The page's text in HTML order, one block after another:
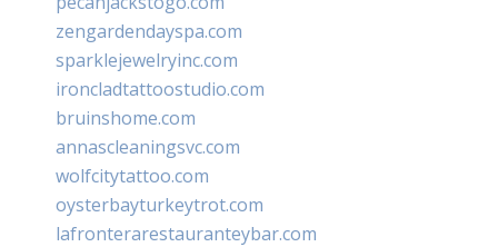
zengardendayspa.com
sparklejewelryinc.com
ironcladtattoostudio.com
bruinshome.com
annascleaningsvc.com
wolfcitytattoo.com
oysterbayturkeytrot.com
lafronterarestauranteybar.com